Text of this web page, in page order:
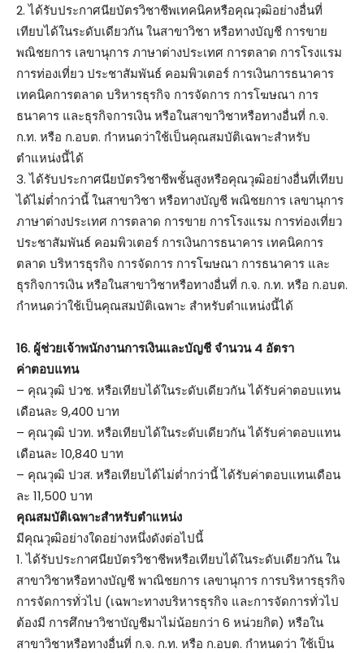
2. ได้รับประกาศนียบัตรวิชาชีพเทคนิคหรือคุณวุฒิอย่างอื่นที่
เทียบได้ในระดับเดียวกัน ในสาขาวิชา หรือทางบัญชี การขาย
พณิชยการ เลขานุการ ภาษาต่างประเทศ การตลาด การโรงแรม
การท่องเที่ยว ประชาสัมพันธ์ คอมพิวเตอร์ การเงินการธนาคาร
เทคนิคการตลาด บริหารธุรกิจ การจัดการ การโฆษณา การ
ธนาคาร และธุรกิจการเงิน หรือในสาขาวิชาหรือทางอื่นที่ ก.จ.
ก.ท. หรือ ก.อบต. กำหนดว่าใช้เป็นคุณสมบัติเฉพาะสำหรับ
ตำแหน่งนี้ได้
3. ได้รับประกาศนียบัตรวิชาชีพชั้นสูงหรือคุณวุฒิอย่างอื่นที่เทียบ
ได้ไม่ต่ำกว่านี้ ในสาขาวิชา หรือทางบัญชี พณิชยการ เลขานุการ
ภาษาต่างประเทศ การตลาด การขาย การโรงแรม การท่องเที่ยว
ประชาสัมพันธ์ คอมพิวเตอร์ การเงินการธนาคาร เทคนิคการ
ตลาด บริหารธุรกิจ การจัดการ การโฆษณา การธนาคาร และ
ธุรกิจการเงิน หรือในสาขาวิชาหรือทางอื่นที่ ก.จ. ก.ท. หรือ ก.อบต.
กำหนดว่าใช้เป็นคุณสมบัติเฉพาะ สำหรับตำแหน่งนี้ได้
16. ผู้ช่วยเจ้าพนักงานการเงินและบัญชี จำนวน 4 อัตรา
ค่าตอบแทน
– คุณวุฒิ ปวช. หรือเทียบได้ในระดับเดียวกัน ได้รับค่าตอบแทน
เดือนละ 9,400 บาท
– คุณวุฒิ ปวท. หรือเทียบได้ในระดับเดียวกัน ได้รับค่าตอบแทน
เดือนละ 10,840 บาท
– คุณวุฒิ ปวส. หรือเทียบได้ไม่ต่ำกว่านี้ ได้รับค่าตอบแทนเดือน
ละ 11,500 บาท
คุณสมบัติเฉพาะสำหรับตำแหน่ง
มีคุณวุฒิอย่างใดอย่างหนึ่งดังต่อไปนี้
1. ได้รับประกาศนียบัตรวิชาชีพหรือเทียบได้ในระดับเดียวกัน ใน
สาขาวิชาหรือทางบัญชี พาณิชยการ เลขานุการ การบริหารธุรกิจ
การจัดการทั่วไป (เฉพาะทางบริหารธุรกิจ และการจัดการทั่วไป
ต้องมี การศึกษาวิชาบัญชีมาไม่น้อยกว่า 6 หน่วยกิต) หรือใน
สาขาวิชาหรือทางอื่นที่ ก.จ. ก.ท. หรือ ก.อบต. กำหนดว่า ใช้เป็น